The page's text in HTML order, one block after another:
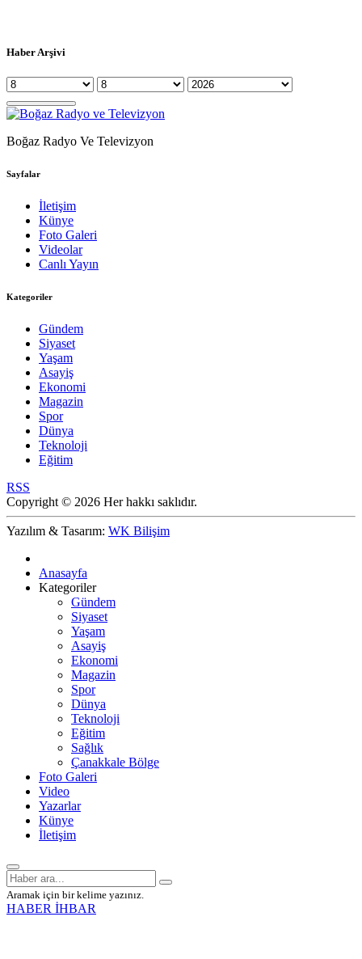
Haber Arşivi
Boğaz Radyo Ve Televizyon
Sayfalar
İletişim
Künye
Foto Galeri
Videolar
Canlı Yayın
Kategoriler
Gündem
Siyaset
Yaşam
Asayiş
Ekonomi
Magazin
Spor
Dünya
Teknoloji
Eğitim
RSS
Copyright © 2026 Her hakkı saklıdır.
Yazılım & Tasarım: WK Bilişim
Anasayfa
Kategoriler
Gündem
Siyaset
Yaşam
Asayiş
Ekonomi
Magazin
Spor
Dünya
Teknoloji
Eğitim
Sağlık
Çanakkale Bölge
Foto Galeri
Video
Yazarlar
Künye
İletişim
Aramak için bir kelime yazınız.
HABER İHBAR